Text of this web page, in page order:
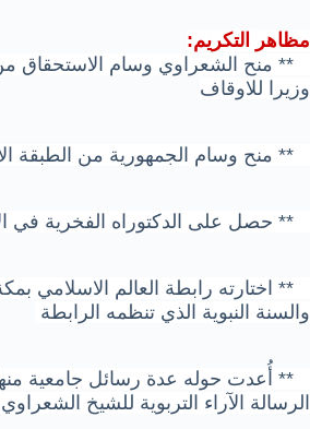
مظاهر التكريم:
وزيرا للاوقاف
** منح وسام الجمهورية من الطبقة الاولى عام 1983 وعام 1988
** حصل على الدكتوراه الفخرية في
** اختارته رابطة العالم الاسلامي
والسنة النبوية الذي تنظمه الرابطة
** أُعدت حوله عدة رسائل جامعية منها
الرسالة الآراء التربوية للشيخ الشعراوي